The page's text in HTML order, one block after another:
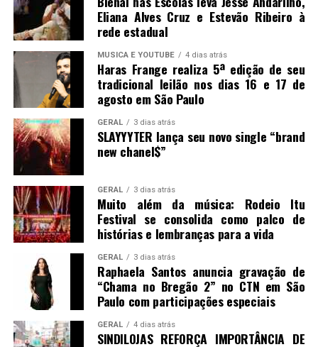
Eliana Alves Cruz e Estevão Ribeiro à
rede estadual
MUSICA E YOUTUBE 4 dias atrás
Haras Frange realiza 5ª edição de seu
tradicional leilão nos dias 16 e 17 de
agosto em São Paulo
GERAL 3 dias atrás
SLAYYYTER lança seu novo single “brand
new chanel$”
GERAL 3 dias atrás
Muito além da música: Rodeio Itu
Festival se consolida como palco de
histórias e lembranças para a vida
GERAL 3 dias atrás
Raphaela Santos anuncia gravação de
“Chama no Bregão 2” no CTN em São
Paulo com participações especiais
GERAL 4 dias atrás
SINDILOJAS REFORÇA IMPORTÂNCIA DE